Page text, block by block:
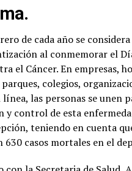
de cada año se
al conmemorar el
el Cáncer. En empresas,
colegios,
línea, las personas se unen
y control de esta
teniendo en cuenta
630 casos mortales en el